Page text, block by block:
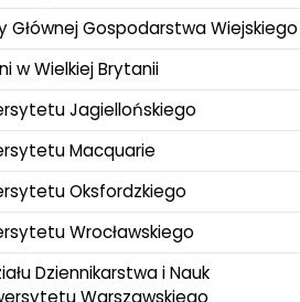
Głównej Gospodarstwa Wiejskiego
w Wielkiej Brytanii
Jagiellońskiego
Macquarie
Oksfordzkiego
Wrocławskiego
Dziennikarstwa i Nauk
Warszawskiego